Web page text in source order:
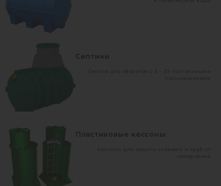
Септики
Септик для объектов с 3 – 25 постоянными
пользователями
Пластиковые кессоны
Кессоны для защиты скважин и труб от
замерзания